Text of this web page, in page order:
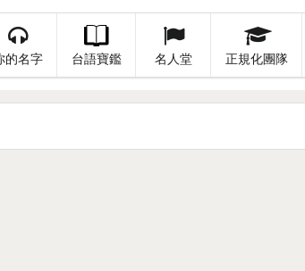
的名字 台語寶鑑 名人堂 正規化團隊